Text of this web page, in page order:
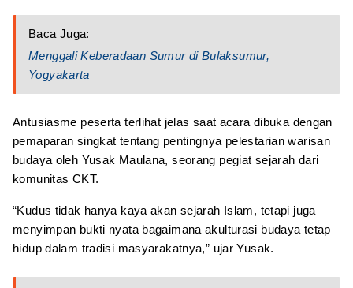
Baca Juga:
Menggali Keberadaan Sumur di Bulaksumur,
Yogyakarta
Antusiasme peserta terlihat jelas saat acara dibuka dengan
pemaparan singkat tentang pentingnya pelestarian warisan
budaya oleh Yusak Maulana, seorang pegiat sejarah dari
komunitas CKT.
“Kudus tidak hanya kaya akan sejarah Islam, tetapi juga
menyimpan bukti nyata bagaimana akulturasi budaya tetap
hidup dalam tradisi masyarakatnya,” ujar Yusak.